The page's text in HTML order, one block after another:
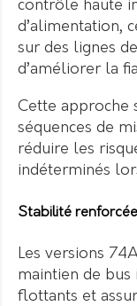
contrôle haute
d’alimentation,
sur des lignes
d’améliorer la
Cette approche
séquences de
réduire les
indéterminés
Stabilité
Les versions
maintien de bus
flottants et